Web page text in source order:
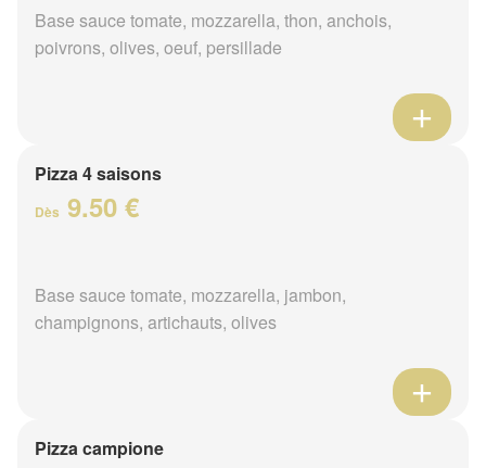
Base sauce tomate, mozzarella, thon, anchois,
poivrons, olives, oeuf, persillade
Pizza 4 saisons
Dès 9.50 €
Base sauce tomate, mozzarella, jambon,
champignons, artichauts, olives
Pizza campione